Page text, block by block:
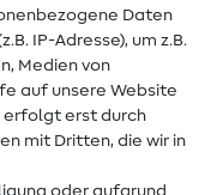
Daten
IP-Adresse), um z.B.
Medien von
auf unsere Website
erfolgt erst durch
mit Dritten, die wir in
oder aufgrund